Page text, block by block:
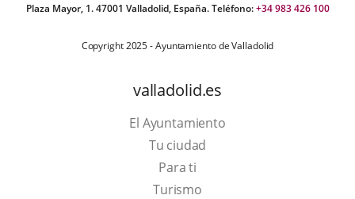
Plaza Mayor, 1. 47001 Valladolid, España. Teléfono:+34 983 426 100
Copyright 2025 - Ayuntamiento de Valladolid
valladolid.es
El Ayuntamiento
Tu ciudad
Para ti
TurismoThis